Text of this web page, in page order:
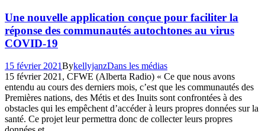
Une nouvelle application conçue pour faciliter la
réponse des communautés autochtones au virus
COVID-19
15 février 2021BykellyjanzDans les médias
15 février 2021, CFWE (Alberta Radio) « Ce que nous avons
entendu au cours des derniers mois, c’est que les communautés des
Premières nations, des Métis et des Inuits sont confrontées à des
obstacles qui les empêchent d’accéder à leurs propres données sur la
santé. Ce projet leur permettra donc de collecter leurs propres